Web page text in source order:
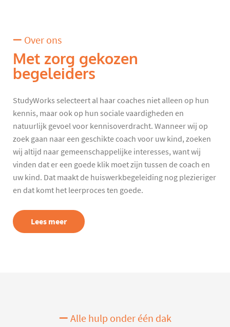
Over ons
Met zorg gekozen
begeleiders
StudyWorks selecteert al haar coaches niet alleen op hun
kennis, maar ook op hun sociale vaardigheden en
natuurlijk gevoel voor kennisoverdracht. Wanneer wij op
zoek gaan naar een geschikte coach voor uw kind, zoeken
wij altijd naar gemeenschappelijke interesses, want wij
vinden dat er een goede klik moet zijn tussen de coach en
uw kind. Dat maakt de huiswerkbegeleiding nog plezieriger
en dat komt het leerproces ten goede.
Lees meer
Alle hulp onder één dak